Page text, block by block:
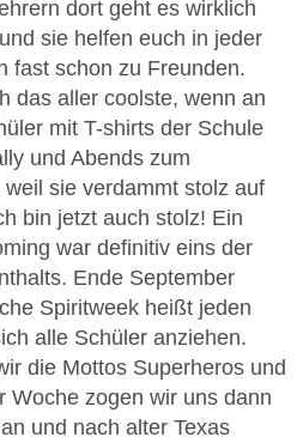
dort geht es wirklich
sie helfen euch in jeder
fast schon zu Freunden.
das aller coolste, wenn an
mit T-shirts der Schule
und Abends zum
sie verdammt stolz auf
bin jetzt auch stolz! Ein
war definitiv eins der
Ende September
Spiritweek heißt jeden
alle Schüler anziehen.
die Mottos Superheros und
Woche zogen wir uns dann
und nach alter Texas